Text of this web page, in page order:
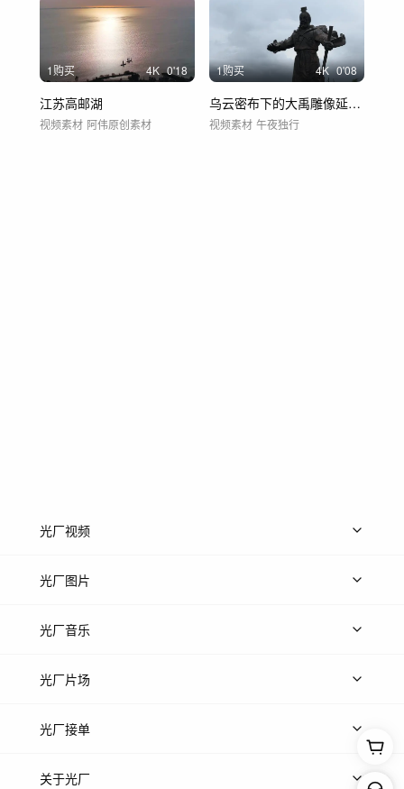
1购买 4K 0'18
江苏高邮湖
视频素材 阿伟原创素材
1购买 4K 0'08
乌云密布下的大禹雕像延时航拍3
视频素材 午夜独行
光厂视频
上传视频
光厂图片
上传图片
光厂音乐
热门音乐
光厂片场
上传案例
光厂接单
上架服务
关于光厂